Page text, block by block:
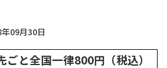
09月30日
ごと全国一律800円（税込）